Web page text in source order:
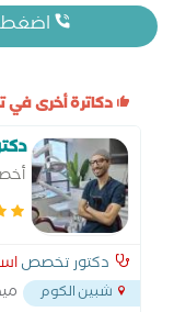
اضغط
دكاترة أخرى
دكتور تخصص
شبين الكوم